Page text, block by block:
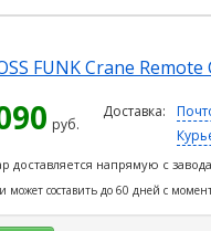
FUNK Crane
руб.
Доставка:
доставляется напрямую с
может составить до 60 дней с